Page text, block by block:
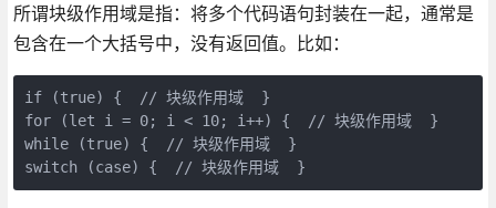
所谓块级作用域是指：将多个代码语句封装在一起，通常是
包含在一个大括号中，没有返回值。比如：
if (true) {  // 块级作用域  }
for (let i = 0; i < 10; i++) {  // 块级作用域  }
while (true) {  // 块级作用域  }
switch (case) {  // 块级作用域  }